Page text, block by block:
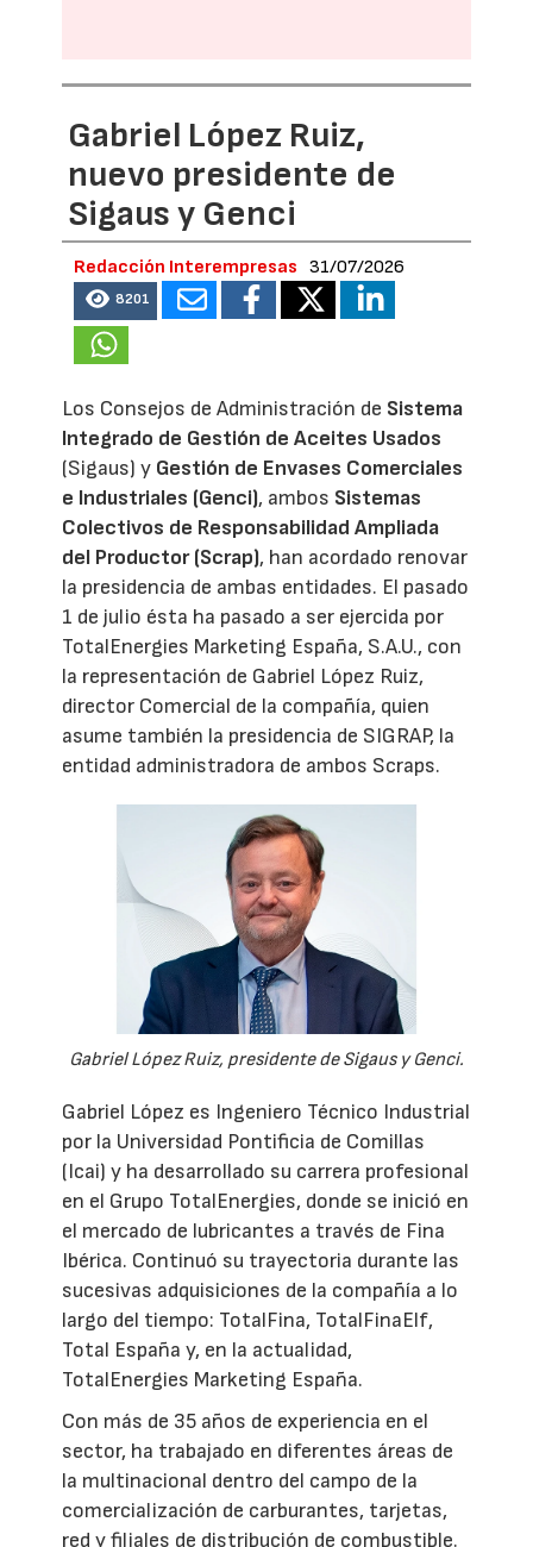
Gabriel López Ruiz,
nuevo presidente de
Sigaus y Genci
Redacción Interempresas 31/07/2026
8201
Los Consejos de Administración de Sistema
Integrado de Gestión de Aceites Usados
(Sigaus) y Gestión de Envases Comerciales
e Industriales (Genci), ambos Sistemas
Colectivos de Responsabilidad Ampliada
del Productor (Scrap), han acordado renovar
la presidencia de ambas entidades. El pasado
1 de julio ésta ha pasado a ser ejercida por
TotalEnergies Marketing España, S.A.U., con
la representación de Gabriel López Ruiz,
director Comercial de la compañía, quien
asume también la presidencia de SIGRAP, la
entidad administradora de ambos Scraps.
Gabriel López Ruiz, presidente de Sigaus y Genci.
Gabriel López es Ingeniero Técnico Industrial
por la Universidad Pontificia de Comillas
(Icai) y ha desarrollado su carrera profesional
en el Grupo TotalEnergies, donde se inició en
el mercado de lubricantes a través de Fina
Ibérica. Continuó su trayectoria durante las
sucesivas adquisiciones de la compañía a lo
largo del tiempo: TotalFina, TotalFinaElf,
Total España y, en la actualidad,
TotalEnergies Marketing España.
Con más de 35 años de experiencia en el
sector, ha trabajado en diferentes áreas de
la multinacional dentro del campo de la
comercialización de carburantes, tarjetas,
red y filiales de distribución de combustible.